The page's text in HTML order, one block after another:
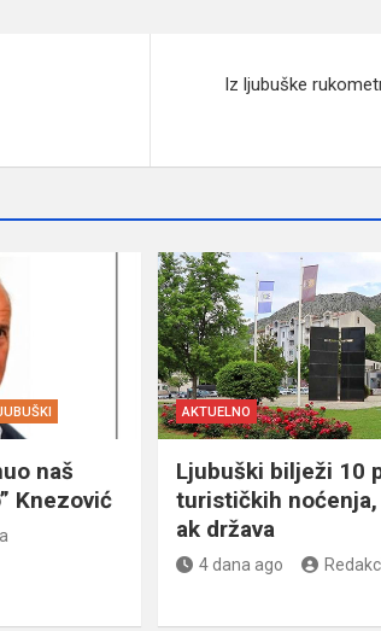
Iz ljubuške
naš
Knezović
AKTUELNO
Ljubuški bilježi 10
turističkih
ak država
4 dana ago